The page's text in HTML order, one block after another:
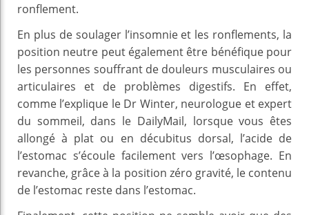
ronflement.
En plus de soulager l’insomnie et les ronflements, la
position neutre peut également être bénéfique pour
les personnes souffrant de douleurs musculaires ou
articulaires et de problèmes digestifs. En effet,
comme l’explique le Dr Winter, neurologue et expert
du sommeil, dans le DailyMail, lorsque vous êtes
allongé à plat ou en décubitus dorsal, l’acide de
l’estomac s’écoule facilement vers l’œsophage. En
revanche, grâce à la position zéro gravité, le contenu
de l’estomac reste dans l’estomac.